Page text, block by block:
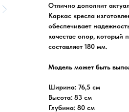
Отлично дополнит
Каркас кресла
обеспечивает
качестве опор, который
составляет 180 мм.
Модель может быть
Ширина: 76,5 см
Высота: 83 см
Глубина: 80 см